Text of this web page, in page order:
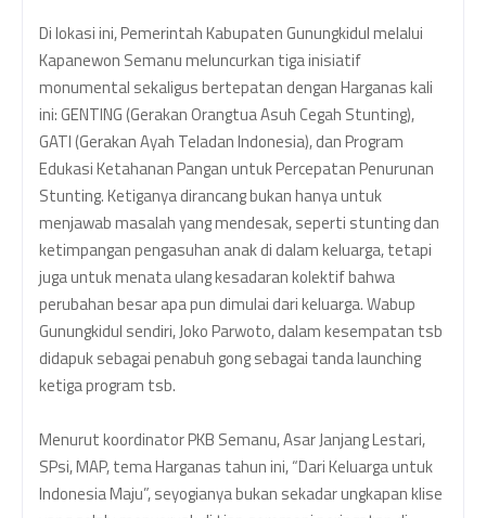
Di lokasi ini, Pemerintah Kabupaten Gunungkidul melalui
Kapanewon Semanu meluncurkan tiga inisiatif
monumental sekaligus bertepatan dengan Harganas kali
ini: GENTING (Gerakan Orangtua Asuh Cegah Stunting),
GATI (Gerakan Ayah Teladan Indonesia), dan Program
Edukasi Ketahanan Pangan untuk Percepatan Penurunan
Stunting. Ketiganya dirancang bukan hanya untuk
menjawab masalah yang mendesak, seperti stunting dan
ketimpangan pengasuhan anak di dalam keluarga, tetapi
juga untuk menata ulang kesadaran kolektif bahwa
perubahan besar apa pun dimulai dari keluarga. Wabup
Gunungkidul sendiri, Joko Parwoto, dalam kesempatan tsb
didapuk sebagai penabuh gong sebagai tanda launching
ketiga program tsb.
Menurut koordinator PKB Semanu, Asar Janjang Lestari,
SPsi, MAP, tema Harganas tahun ini, “Dari Keluarga untuk
Indonesia Maju”, seyogianya bukan sekadar ungkapan klise